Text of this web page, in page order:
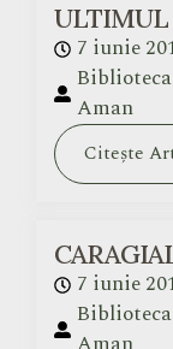
ULTIMUL
7 iunie
Aman
Citește
7 iunie